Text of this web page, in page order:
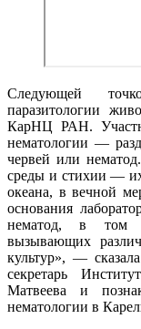
Следующей
паразитологии
КарНЦ РАН.
нематологии —
червей или
среды и стихии —
океана, в вечной
основания
нематод, в том
вызывающих
культур», —
секретарь
Матвеева и
нематологии в